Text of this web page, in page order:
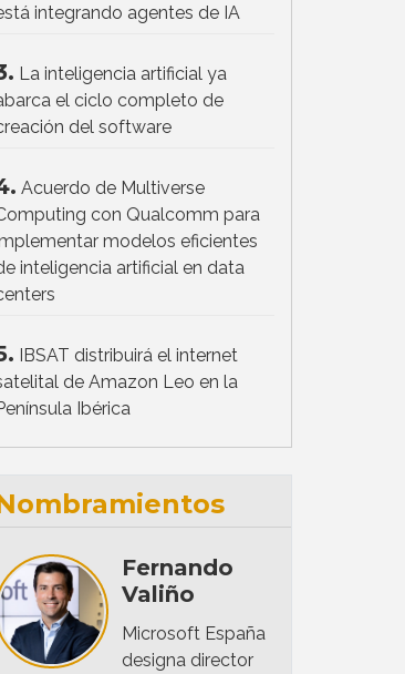
integrando agentes de IA
La inteligencia artificial ya
el ciclo completo de
del software
Acuerdo de Multiverse
con Qualcomm para
modelos eficientes
inteligencia artificial en data
IBSAT distribuirá el internet
de Amazon Leo en la
Ibérica
Fernando
Valiño
Microsoft España
designa director